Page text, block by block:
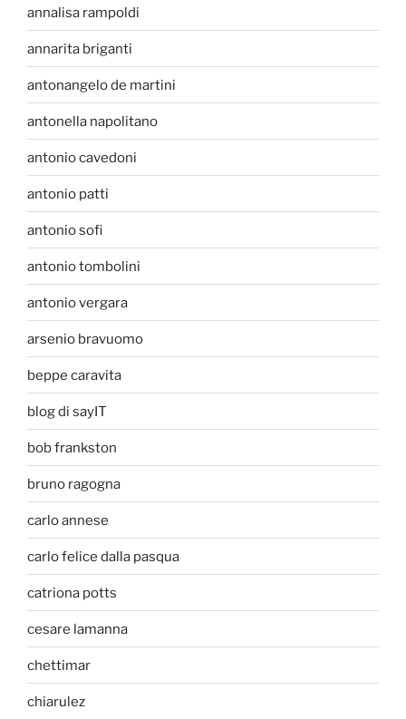
annalisa rampoldi
annarita briganti
antonangelo de martini
antonella napolitano
antonio cavedoni
antonio patti
antonio sofi
antonio tombolini
antonio vergara
arsenio bravuomo
beppe caravita
blog di sayIT
bob frankston
bruno ragogna
carlo annese
carlo felice dalla pasqua
catriona potts
cesare lamanna
chettimar
chiarulez